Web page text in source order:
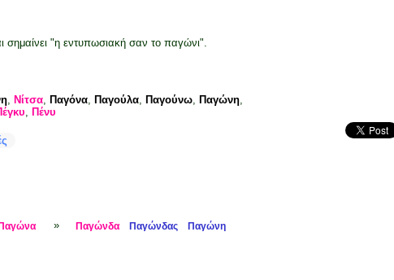
σημαίνει "η εντυπωσιακή σαν το παγώνι".
, Νίτσα, Παγόνα, Παγούλα, Παγούνω, Παγώνη,
, Πένυ
Παγώνα » Παγώνδα Παγώνδας Παγώνη